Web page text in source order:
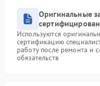
Оригинальные
Используются
сертификацию
работу после ремонта и
обязательств